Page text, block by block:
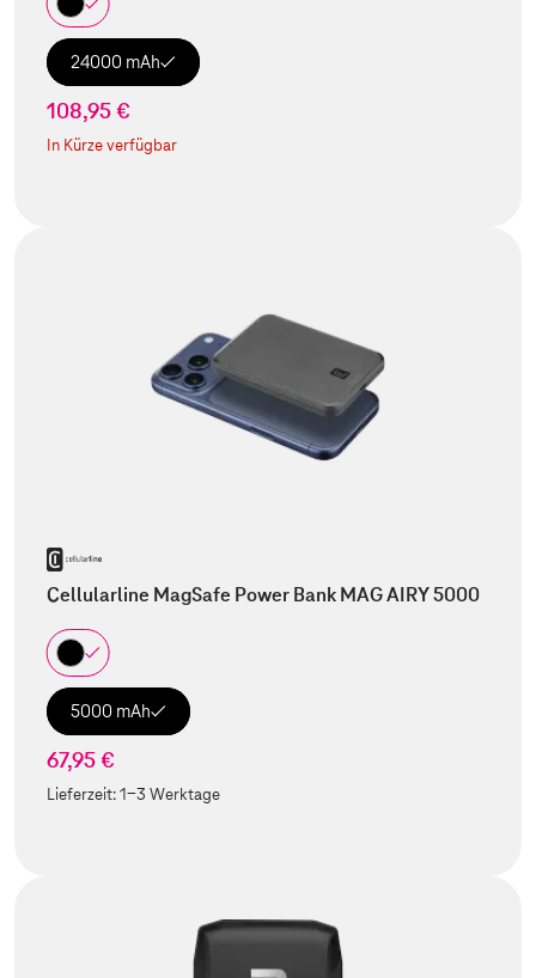
24000 mAh
108,95 €
In Kürze verfügbar
Cellularline MagSafe Power Bank MAG AIRY 5000
5000 mAh
67,95 €
Lieferzeit:1-3 Werktage